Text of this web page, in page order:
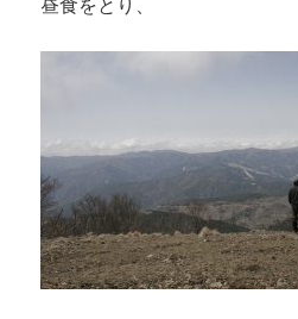
昼食をとり、